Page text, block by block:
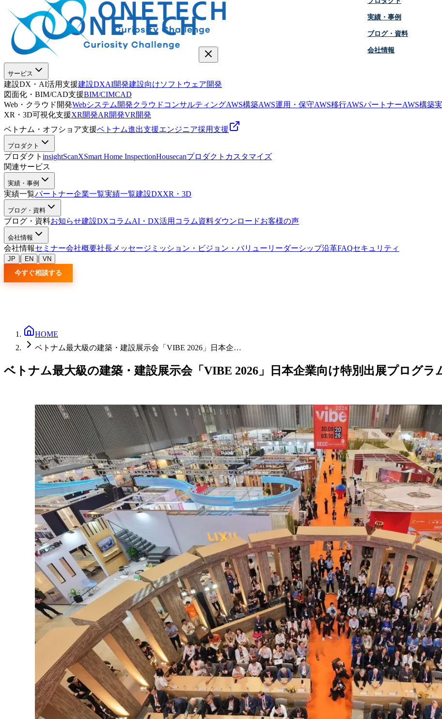
実績・事例
ブログ・資料
会社情報
サービス
建設DX・AI活用支援建設DXAI開発建設向けソフトウェア開発
図面化・BIM/CAD支援BIM/CIMCAD
Web・クラウド開発Webシステム開発クラウドコンサルティングAWS構築AWS運用・保守AWS移行AWSパートナーAWS構築
XR・3D可視化支援XR開発AR開発VR開発
ベトナム・オフショア支援ベトナム進出支援エンジニア採用支援
プロダクト
プロダクト insightScanXSmart Home InspectionHousecanプロダクトカスタマイズ
関連サービス
実績・事例
実績一覧パートナー企業一覧実績一覧建設DXXR・3D
ブログ・資料
ブログ・資料お知らせ建設DXコラムAI・DX活用コラム資料ダウンロードお客様の声
会社情報
会社情報セミナー会社概要社長メッセージ ミッション・ビジョン・バリュー リーダーシップ沿革FAQセキュリティ
JP | EN | VN
今すぐ相談する
HOME
ベトナム最大級の建築・建設展示会「VIBE 2026」日本企…
ベトナム最大級の建築・建設展示会「VIBE 2026」日本企業向け特別出展プログ